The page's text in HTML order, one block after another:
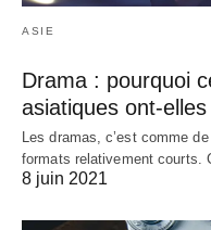
ASIE
Drama : pourquoi
asiatiques ont-
Les dramas, c’est comme
formats relativement courts.
8 juin 2021